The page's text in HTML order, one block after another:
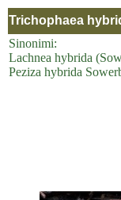
Trichophaea
Sinonimi:
Lachnea hybrida
Peziza hybrida